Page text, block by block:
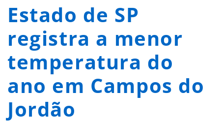
Estado de SP
registra a menor
temperatura do
ano em Campos do
Jordão